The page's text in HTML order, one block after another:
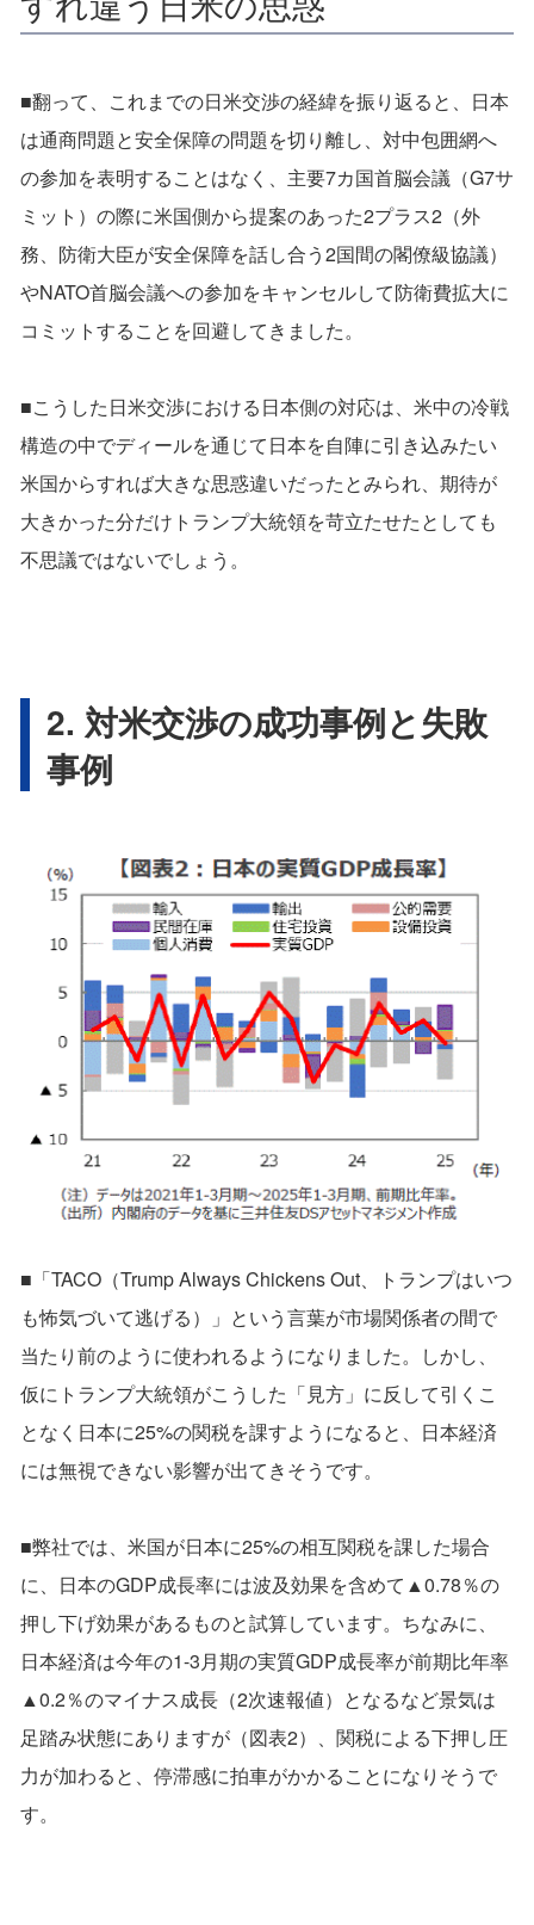
■翻って、これまでの日米交渉の経緯を振り返ると、日本
は通商問題と安全保障の問題を切り離し、対中包囲網へ
の参加を表明することはなく、主要7カ国首脳会議（G7サ
ミット）の際に米国側から提案のあった2プラス2（外
務、防衛大臣が安全保障を話し合う2国間の閣僚級協議）
やNATO首脳会議への参加をキャンセルして防衛費拡大に
コミットすることを回避してきました。
■こうした日米交渉における日本側の対応は、米中の冷戦
構造の中でディールを通じて日本を自陣に引き込みたい
米国からすれば大きな思惑違いだったとみられ、期待が
大きかった分だけトランプ大統領を苛立たせたとしても
不思議ではないでしょう。
2. 対米交渉の成功事例と失敗
事例
■「TACO（Trump Always Chickens Out、トランプはいつ
も怖気づいて逃げる）」という言葉が市場関係者の間で
当たり前のように使われるようになりました。しかし、
仮にトランプ大統領がこうした「見方」に反して引くこ
となく日本に25%の関税を課すようになると、日本経済
には無視できない影響が出てきそうです。
■弊社では、米国が日本に25%の相互関税を課した場合
に、日本のGDP成長率には波及効果を含めて▲0.78％の
押し下げ効果があるものと試算しています。ちなみに、
日本経済は今年の1-3月期の実質GDP成長率が前期比年率
▲0.2％のマイナス成長（2次速報値）となるなど景気は
足踏み状態にありますが（図表2）、関税による下押し圧
力が加わると、停滞感に拍車がかかることになりそうで
す。